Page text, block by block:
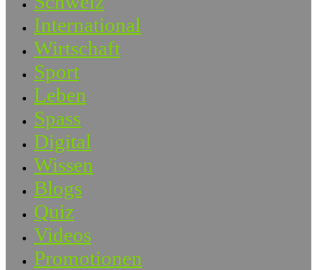
International
Wirtschaft
Sport
Leben
Spass
Digital
Wissen
Blogs
Quiz
Videos
Promotionen